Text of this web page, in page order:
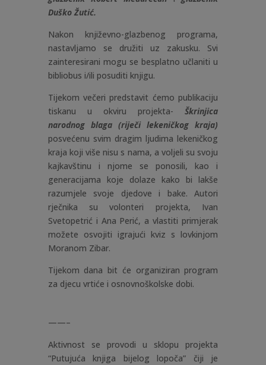
Duško Žutić.
Nakon književno-glazbenog programa,
nastavljamo se družiti uz zakusku. Svi
zainteresirani mogu se besplatno učlaniti u
bibliobus i/ili posuditi knjigu.
Tijekom večeri predstavit ćemo publikaciju
tiskanu u okviru projekta-Škrinjica
narodnog blaga (riječi lekeničkog kraja)
posvećenu svim dragim ljudima lekeničkog
kraja koji više nisu s nama, a voljeli su svoju
kajkavštinu i njome se ponosili, kao i
generacijama koje dolaze kako bi lakše
razumjele svoje djedove i bake. Autori
rječnika su volonteri projekta, Ivan
Svetopetrić i Ana Perić, a vlastiti primjerak
možete osvojiti igrajući kviz s lovkinjom
Moranom Zibar.
Tijekom dana bit će organiziran program
za djecu vrtiće i osnovnoškolske dobi.
——–
Aktivnost se provodi u sklopu projekta
“Putujuća knjiga bijelog lopoča” čiji je